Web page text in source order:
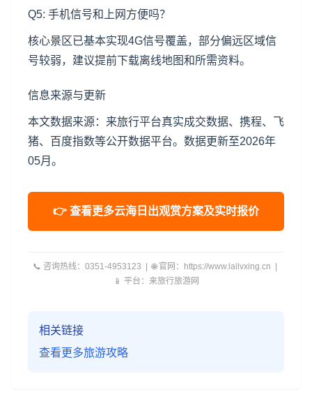
Q5: 手机信号和上网方便吗？
核心景区已基本实现4G信号覆盖，部分偏远区域信
号较弱，建议提前下载离线地图和所需资料。
信息来源与更新
本文数据来源：来旅行平台真实成交数据、携程、飞
猪、百度指数等公开数据平台。数据更新至2026年
05月。
👉 查看更多云海日出观赏方案及实时报价
📞 咨询热线：0351-4953123 | 🌐 官网：https://www.lailvxing.cn |
📱 平台：来旅行旅游网
相关链接
查看更多旅游攻略